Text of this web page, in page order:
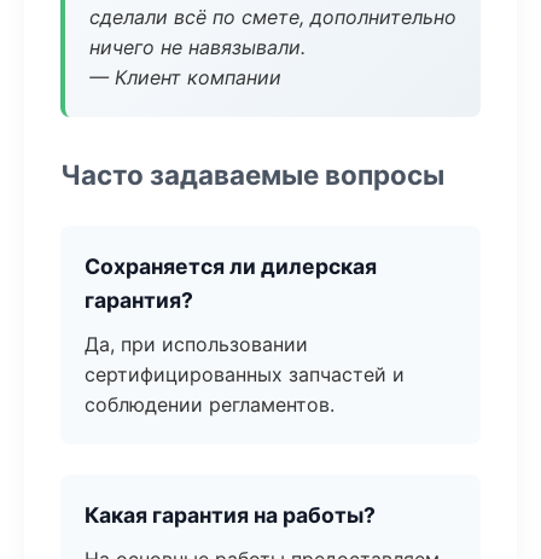
сделали всё по смете, дополнительно
ничего не навязывали.
— Клиент компании
Часто задаваемые вопросы
Сохраняется ли дилерская
гарантия?
Да, при использовании
сертифицированных запчастей и
соблюдении регламентов.
Какая гарантия на работы?